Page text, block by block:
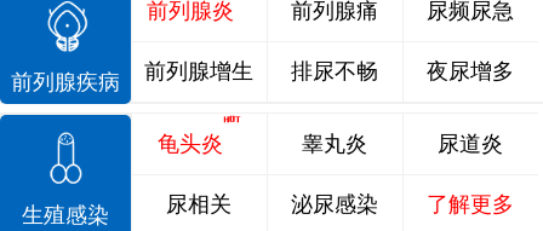
前列腺疾病
前列腺炎 前列腺痛 尿频尿急
前列腺增生 排尿不畅 夜尿增多
生殖感染
龟头炎 睾丸炎 尿道炎
尿相关 泌尿感染 了解更多